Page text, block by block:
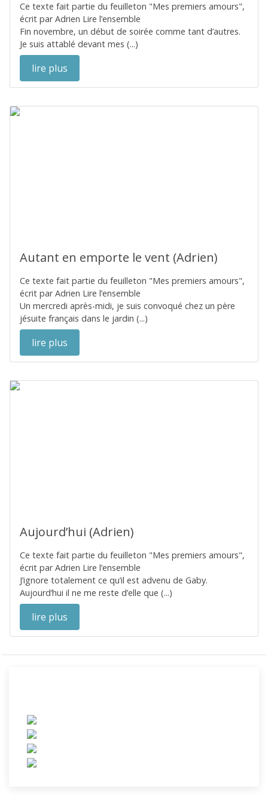
Ce texte fait partie du feuilleton "Mes premiers amours",
écrit par Adrien Lire l’ensemble
Fin novembre, un début de soirée comme tant d’autres.
Je suis attablé devant mes (...)
lire plus
Autant en emporte le vent (Adrien)
Ce texte fait partie du feuilleton "Mes premiers amours",
écrit par Adrien Lire l’ensemble
Un mercredi après-midi, je suis convoqué chez un père
jésuite français dans le jardin (...)
lire plus
Aujourd’hui (Adrien)
Ce texte fait partie du feuilleton "Mes premiers amours",
écrit par Adrien Lire l’ensemble
J’ignore totalement ce qu’il est advenu de Gaby.
Aujourd’hui il ne me reste d’elle que (...)
lire plus